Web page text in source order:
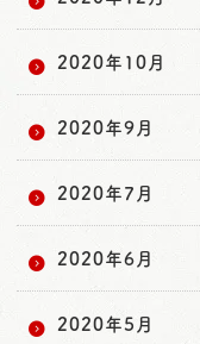
2020年10月
2020年9月
2020年7月
2020年6月
2020年5月